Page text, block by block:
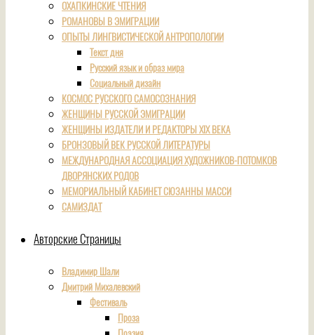
ОХАПКИНСКИЕ ЧТЕНИЯ
РОМАНОВЫ В ЭМИГРАЦИИ
ОПЫТЫ ЛИНГВИСТИЧЕСКОЙ АНТРОПОЛОГИИ
Текст дня
Русский язык и образ мира
Социальный дизайн
КОСМОС РУССКОГО САМОСОЗНАНИЯ
ЖЕНЩИНЫ РУССКОЙ ЭМИГРАЦИИ
ЖЕНЩИНЫ ИЗДАТЕЛИ И РЕДАКТОРЫ XIX ВЕКА
БРОНЗОВЫЙ ВЕК РУССКОЙ ЛИТЕРАТУРЫ
МЕЖДУНАРОДНАЯ АССОЦИАЦИЯ ХУДОЖНИКОВ-ПОТОМКОВ
ДВОРЯНСКИХ РОДОВ
МЕМОРИАЛЬНЫЙ КАБИНЕТ СЮЗАННЫ МАССИ
САМИЗДАТ
Авторские Страницы
Владимир Шали
Дмитрий Михалевский
Фестиваль
Проза